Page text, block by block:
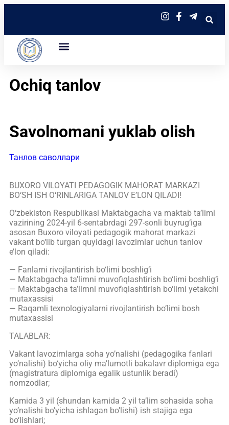
Ochiq tanlov
Savolnomani yuklab olish
Танлов саволлари
BUXORO VILOYATI PEDAGOGIK MAHORAT MARKAZI
BO‘SH ISH O‘RINLARIGA TANLOV E’LON QILADI!
O‘zbekiston Respublikasi Maktabgacha va maktab taʼlimi
vazirining 2024-yil 6-sentabrdagi 297-sonli buyrug‘iga
asosan Buxoro viloyati pedagogik mahorat markazi
vakant bo‘lib turgan quyidagi lavozimlar uchun tanlov
e’lon qilаdi:
— Fanlarni rivojlantirish bo‘limi boshlig‘i
— Maktabgacha ta’limni muvofiqlashtirish bo‘limi boshlig‘i
— Maktabgacha ta’limni muvofiqlashtirish bo‘limi yetakchi
mutaxassisi
— Raqamli texnologiyalarni rivojlantirish bo’limi bosh
mutaxassisi
TALABLAR:
Vakant lavozimlarga soha yo’nalishi (pedagogika fanlari
yo‘nalishi) bo‘yicha oliy maʼlumotli bakalavr diplomiga ega
(magistratura diplomiga egalik ustunlik beradi)
nomzodlar;
Kamida 3 yil (shundan kamida 2 yil ta’lim sohasida soha
yo’nalishi bo’yicha ishlagan bo’lishi) ish stajiga ega
bo‘lishlari;